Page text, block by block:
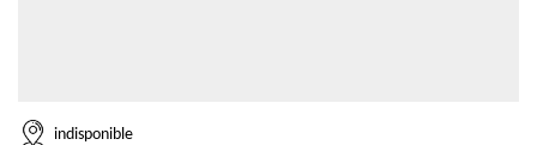
indisponible